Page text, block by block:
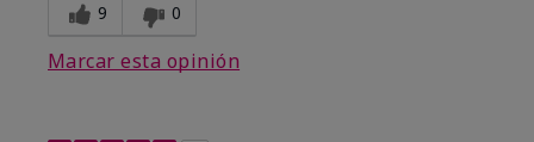
9 0
Marcar esta opinión